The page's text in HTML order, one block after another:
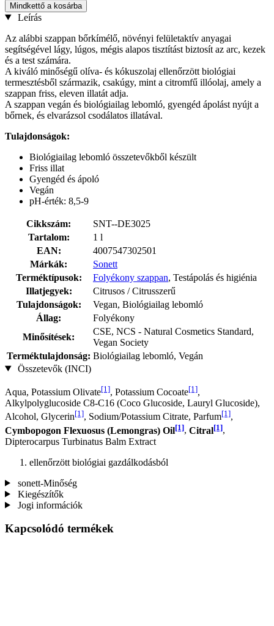
Mindkettő a kosárba
Leírás
Az alábbi szappan bőrkímélő, növényi felületaktív anyagai
segítségével lágy, lúgos, mégis alapos tisztítást biztosít az arc, kezek
és a test számára.
A kiváló minőségű olíva- és kókuszolaj ellenőrzött biológiai
termesztésből származik, csakúgy, mint a citromfű illóolaj, amely a
szappan friss, eleven illatát adja.
A szappan vegán és biológiailag lebomló, gyengéd ápolást nyújt a
bőrnek, és elvarázsol csodálatos illatával.
Tulajdonságok:
Biológiailag lebomló összetevőkből készült
Friss illat
Gyengéd és ápoló
Vegán
pH-érték: 8,5-9
Cikkszám:
SNT--DE3025
Tartalom:
1 l
EAN:
4007547302501
Márkák:
Sonett
Terméktípusok:
Folyékony szappan, Testápolás és higiénia
Illatjegyek:
Citrusos / Citrusszerű
Tulajdonságok:
Vegan, Biológiailag lebomló
Állag:
Folyékony
Minősítések:
CSE, NCS - Natural Cosmetics Standard,
Vegan Society
Terméktulajdonság: Biológiailag lebomló, Vegán
Összetevők (INCI)
Aqua, Potassium Olivate[1], Potassium Cocoate[1],
Alkylpolyglucoside C8-C16 (Coco Glucoside, Lauryl Glucoside),
Alcohol, Glycerin[1], Sodium/Potassium Citrate, Parfum[1],
Cymbopogon Flexuosus (Lemongras) Oil[1], Citral[1],
Dipterocarpus Turbinatus Balm Extract
ellenőrzött biológiai gazdálkodásból
sonett-Minőség
Kiegészítők
Jogi információk
Kapcsolódó termékek